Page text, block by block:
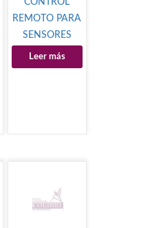
CONTROL
REMOTO PARA
SENSORES
Leer más